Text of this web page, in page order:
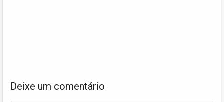
Deixe um comentário